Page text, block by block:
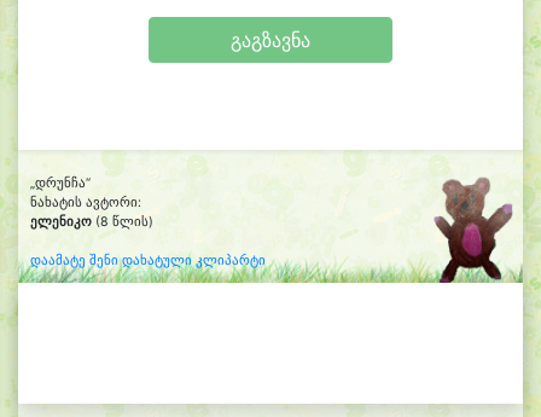
გაგზავნა
„დრუნჩა“
ნახატის ავტორი:
ელენიკო (8 წლის)
დაამატე შენი დახატული კლიპარტი